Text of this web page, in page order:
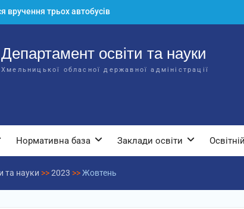
вручення трьох автобусів
закладів освіти
освіти та науки обласної
адміністрації
обласна нарада для
за національно-
виховання
Департамент освіти та науки
Хмельницької обласної державної адміністрації
Нормативна база Заклади освіти
та науки >>2023 >>Жовтень